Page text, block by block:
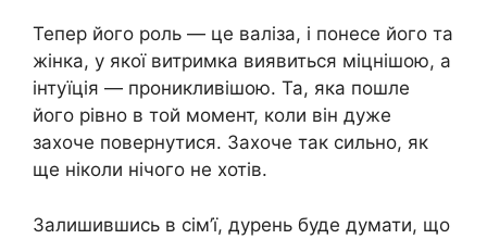
Тепер його роль — це валіза, і понесе його та
жінка, у якої витримка виявиться міцнішою, а
інтуїція — проникливішою. Та, яка пошле
його рівно в той момент, коли він дуже
захоче повернутися. Захоче так сильно, як
ще ніколи нічого не хотів.
Залишившись в сім’ї, дурень буде думати, що